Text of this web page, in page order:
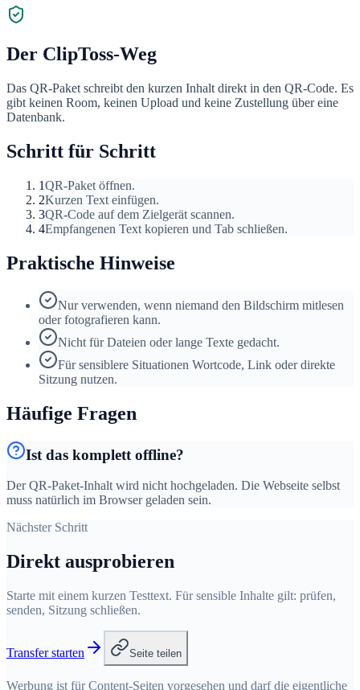
Der ClipToss-Weg
Das QR-Paket schreibt den kurzen Inhalt direkt in den QR-Code. Es
gibt keinen Room, keinen Upload und keine Zustellung über eine
Datenbank.
Schritt für Schritt
1QR-Paket öffnen.
2Kurzen Text einfügen.
3QR-Code auf dem Zielgerät scannen.
4Empfangenen Text kopieren und Tab schließen.
Praktische Hinweise
Nur verwenden, wenn niemand den Bildschirm mitlesen
oder fotografieren kann.
Nicht für Dateien oder lange Texte gedacht.
Für sensiblere Situationen Wortcode, Link oder direkte
Sitzung nutzen.
Häufige Fragen
Ist das komplett offline?
Der QR-Paket-Inhalt wird nicht hochgeladen. Die Webseite selbst
muss natürlich im Browser geladen sein.
Nächster Schritt
Direkt ausprobieren
Starte mit einem kurzen Testtext. Für sensible Inhalte gilt: prüfen,
senden, Sitzung schließen.
Transfer starten Seite teilen
Werbung ist für Content-Seiten vorgesehen und darf die eigentliche